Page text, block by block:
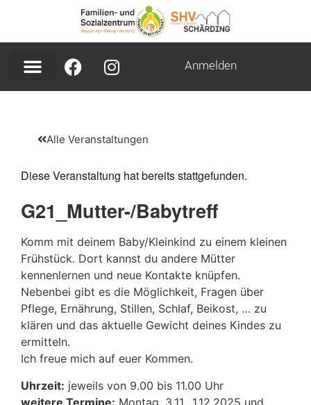
Anmelden
Alle Veranstaltungen
Diese Veranstaltung hat bereits stattgefunden.
G21_Mutter-/Babytreff
Komm mit deinem Baby/Kleinkind zu einem kleinen
Frühstück. Dort kannst du andere Mütter
kennenlernen und neue Kontakte knüpfen.
Nebenbei gibt es die Möglichkeit, Fragen über
Pflege, Ernährung, Stillen, Schlaf, Beikost, … zu
klären und das aktuelle Gewicht deines Kindes zu
ermitteln.
Ich freue mich auf euer Kommen.
Uhrzeit: jeweils von 9.00 bis 11.00 Uhr
weitere Termine: Montag, 3.11., 1.12.2025 und